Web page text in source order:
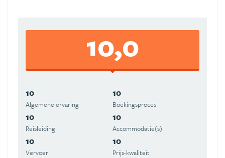
10,0
10
Algemene ervaring
10
Boekingsproces
10
Reisleiding
10
Accommodatie(s)
10
Vervoer
10
Prijs-kwaliteit